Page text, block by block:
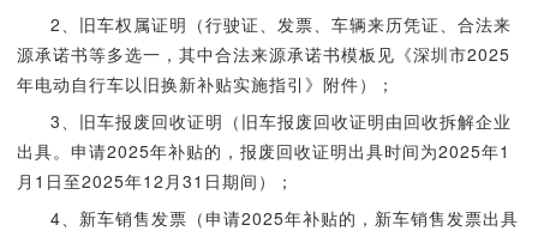
2、旧车权属证明（行驶证、发票、车辆来历凭证、合法来
源承诺书等多选一，其中合法来源承诺书模板见《深圳市2025
年电动自行车以旧换新补贴实施指引》附件）；
3、旧车报废回收证明（旧车报废回收证明由回收拆解企业
出具。申请2025年补贴的，报废回收证明出具时间为2025年1
月1日至2025年12月31日期间）；
4、新车销售发票（申请2025年补贴的，新车销售发票出具